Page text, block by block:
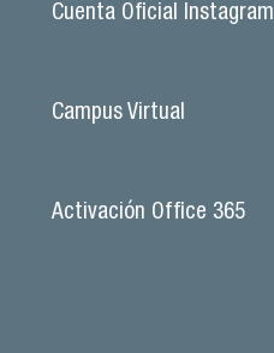
Cuenta Oficial Instagram
Campus Virtual
Activación Office 365